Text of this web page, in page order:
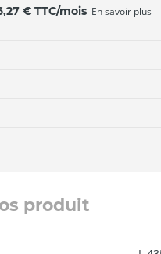
€ TTC/mois En savoir plus
produit